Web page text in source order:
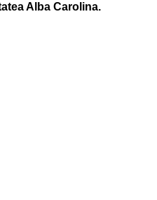
Alba Carolina.